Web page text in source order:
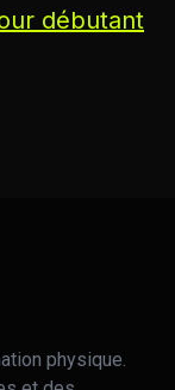
débutant
physique.